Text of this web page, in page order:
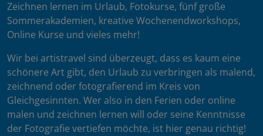
Zeichnen lernen im Urlaub, Fotokurse, fünf große
Sommerakademien, kreative Wochenendworkshops,
Online Kurse und vieles mehr!
Wir bei artistravel sind überzeugt, dass es kaum eine
schönere Art gibt, den Urlaub zu verbringen als malend,
zeichnend oder fotografierend im Kreis von
Gleichgesinnten. Wer also in den Ferien oder online
malen und zeichnen lernen will oder seine Kenntnisse
der Fotografie vertiefen möchte, ist hier genau richtig!